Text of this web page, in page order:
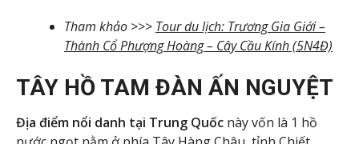
Tham khảo >>> Tour du lịch: Trương Gia Giới –
Thành Cổ Phượng Hoàng – Cây Cầu Kính (5N4Đ)
TÂY HỒ TAM ĐÀN ẤN NGUYỆT
Địa điểm nổi danh tại Trung Quốc này vốn là 1 hồ